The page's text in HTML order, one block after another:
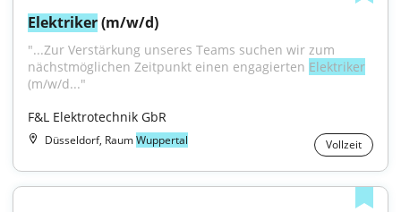
Elektriker (m/w/d)
"...Zur Verstärkung unseres Teams suchen wir zum
nächstmöglichen Zeitpunkt einen engagierten Elektriker
(m/w/d..."
F&L Elektrotechnik GbR
Düsseldorf, RaumWuppertal Vollzeit